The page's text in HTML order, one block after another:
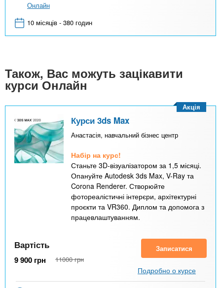
Онлайн
10 місяців - 380 годин
Також, Вас можуть зацікавити
курси Онлайн
Курси 3ds Max
Анастасія, навчальний бізнес центр
Набір на курс!
Станьте 3D-візуалізатором за 1,5 місяці.
Опануйте Autodesk 3ds Max, V-Ray та
Corona Renderer. Створюйте
фотореалістичні інтерєри, архітектурні
проєкти та VR360. Диплом та допомога з
працевлаштуванням.
Акція
Вартість
9 900 грн 11000 грн
Записатися
Подробно о курсе